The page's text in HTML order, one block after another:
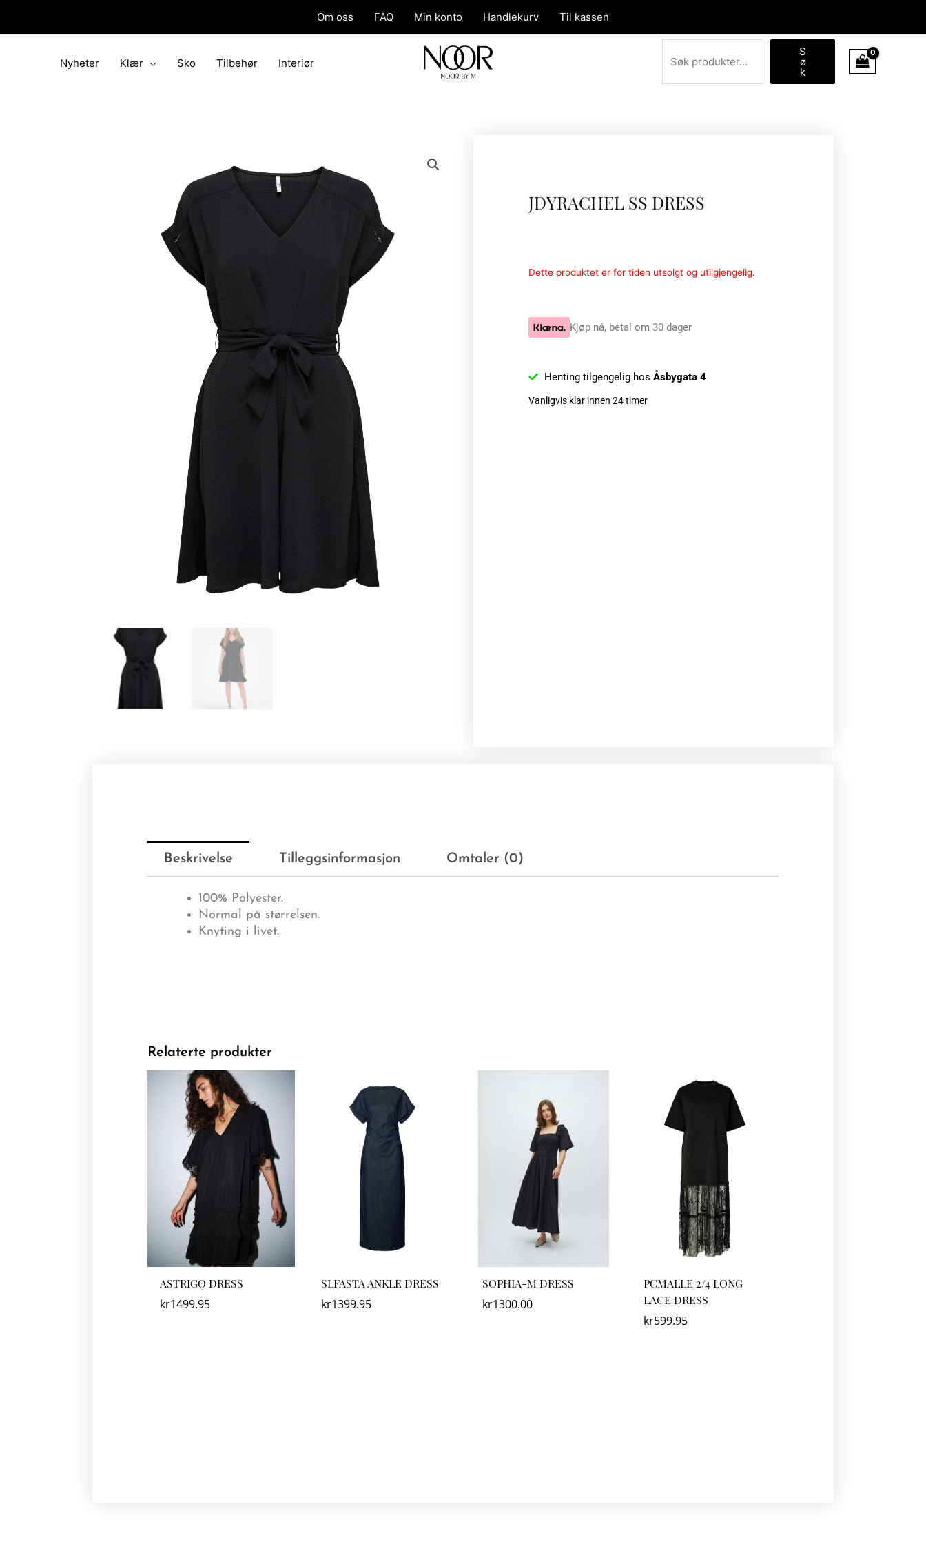
Om oss FAQ Min konto Handlekurv Til kassen
Nyheter Klær Sko Tilbehør Interiør
Søk
S
ø
k
JDYRACHEL SS DRESS
Dette produktet er for tiden utsolgt og utilgjengelig.
Kjøp nå, betal om 30 dager
Henting tilgengelig hos Åsbygata 4
Vanligvis klar innen 24 timer
Beskrivelse Tilleggsinformasjon Omtaler (0)
100% Polyester.
Normal på størrelsen.
Knyting i livet.
Relaterte produkter
ASTRIGO DRESS
kr1499.95
SLFASTA ANKLE DRESS
kr1399.95
SOPHIA-M DRESS
kr1300.00
PCMALLE 2/4 LONG
LACE DRESS
kr599.95